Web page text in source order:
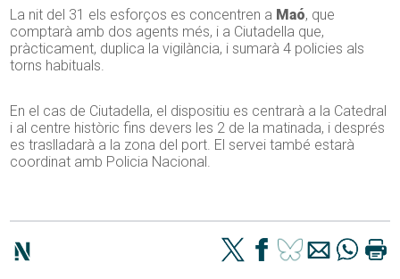
La nit del 31 els esforços es concentren a Maó, que
comptarà amb dos agents més, i a Ciutadella que,
pràcticament, duplica la vigilància, i sumarà 4 policies als
torns habituals.
En el cas de Ciutadella, el dispositiu es centrarà a la Catedral
i al centre històric fins devers les 2 de la matinada, i després
es traslladarà a la zona del port. El servei també estarà
coordinat amb Policia Nacional.